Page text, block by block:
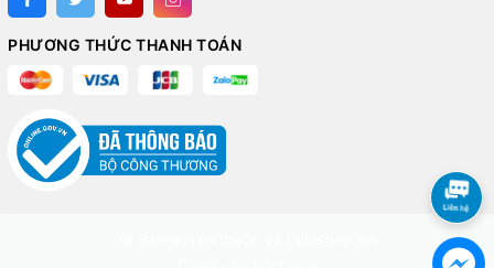
PHƯƠNG THỨC THANH TOÁN